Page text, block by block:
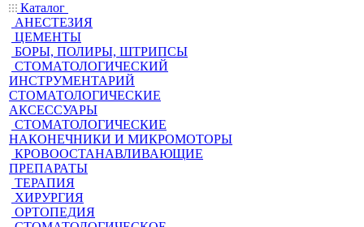
Каталог
АНЕСТЕЗИЯ
ЦЕМЕНТЫ
БОРЫ, ПОЛИРЫ, ШТРИПСЫ
СТОМАТОЛОГИЧЕСКИЙ
ИНСТРУМЕНТАРИЙ
СТОМАТОЛОГИЧЕСКИЕ
АКСЕССУАРЫ
СТОМАТОЛОГИЧЕСКИЕ
НАКОНЕЧНИКИ И МИКРОМОТОРЫ
КРОВООСТАНАВЛИВАЮЩИЕ
ПРЕПАРАТЫ
ТЕРАПИЯ
ХИРУРГИЯ
ОРТОПЕДИЯ